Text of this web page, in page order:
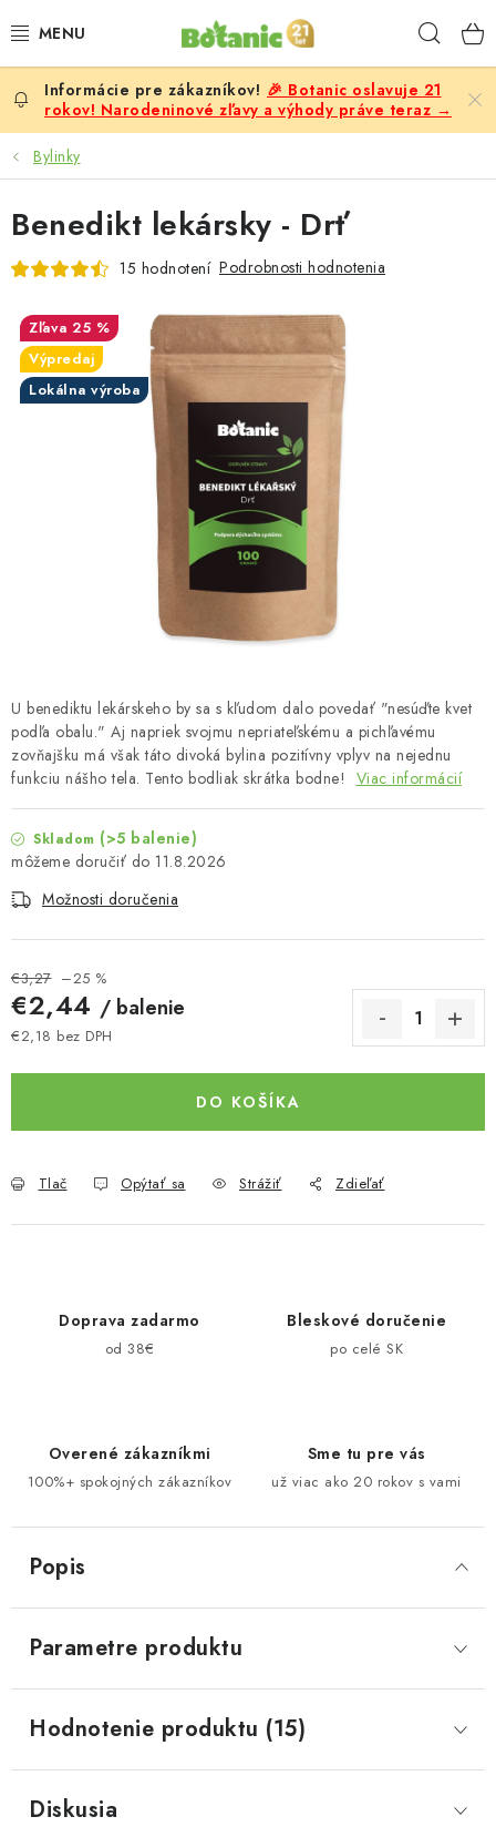
na
PREMIUM
DOPLNKY STRAVY
CIELE
POTRAVINY A NÁPOJE
ZĽAVY, AKCIE
ZLOŽKY
Prečo Botanic?
Kontakty
🎉 Botanic oslavuje 21
rokov! Narodeninové zľavy a výhody práve teraz →
Bylinky
U benediktu lekárskeho by sa s kľudom dalo povedať "nesúďte kvet
podľa obalu." Aj napriek svojmu nepriateľskému a pichľavému
zovňajšku má však táto divoká bylina pozitívny vplyv na nejednu
funkciu nášho tela. Tento bodliak skrátka bodne! Viac informácií
Skladom (>5 balenie)
11.8.2026
Možnosti doručenia
€3,27 –25 %
€2,44 / balenie
€2,18 bez DPH
DO KOŠÍKA
Tlač Opýtať sa Strážiť Zdieľať
Benedikt lekársky - Drť
15 hodnotení Podrobnosti hodnotenia
25 %
Výpredaj
Lokálna výroba
Doprava zadarmo
od 38€
Bleskové doručenie
po celé SK
Overené zákazníkmi
100%+ spokojných zákazníkov
Sme tu pre vás
už viac ako 20 rokov s vami
Popis
Parametre produktu
Hodnotenie produktu (15)
Diskusia